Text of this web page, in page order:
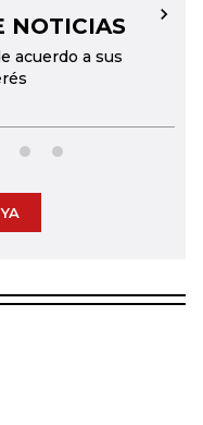
NOTICIAS
acuerdo a sus
→